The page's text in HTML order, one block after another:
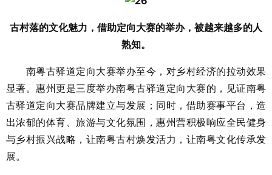
古村落的文化魅力，借助定向大赛的举办，被越来越多的人
熟知。
南粤古驿道定向大赛举办至今，对乡村经济的拉动效果
显著。惠州更是三度举办南粤古驿道定向大赛的，见证南粤
古驿道定向大赛品牌建立与发展；同时，借助赛事平台，造
出浓郁的体育、旅游与文化氛围，惠州营积极响应全民健身
与乡村振兴战略，让南粤古村焕发活力，让南粤文化传承发
展。